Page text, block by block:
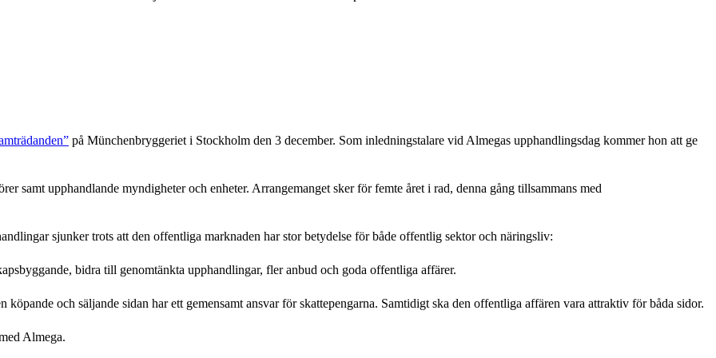
på Münchenbryggeriet i Stockholm den 3 december. Som inledningstalare vid Almegas upphandlingsdag kommer hon att ge
samt upphandlande myndigheter och enheter. Arrangemanget sker för femte året i rad, denna gång tillsammans med
sjunker trots att den offentliga marknaden har stor betydelse för både offentlig sektor och näringsliv:
bidra till genomtänkta upphandlingar, fler anbud och goda offentliga affärer.
och säljande sidan har ett gemensamt ansvar för skattepengarna. Samtidigt ska den offentliga affären vara attraktiv för båda sidor.
Almega.